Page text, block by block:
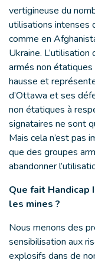
vertigineuse du
utilisations intenses
comme en
Ukraine.
armés non
hausse et
d’Ottawa et ses
non étatiques à
signataires ne sont
Mais cela n’est pas
que des groupes
abandonner
Que fait Handicap
les mines ?
Nous menons des
sensibilisation aux
explosifs dans de